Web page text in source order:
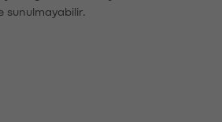
sunulmayabilir.